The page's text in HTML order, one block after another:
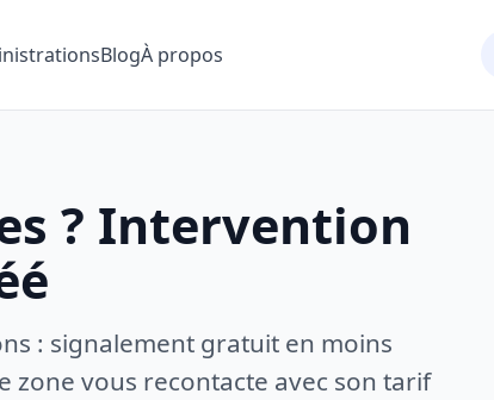
BlogÀ propos
? Intervention
: signalement gratuit en moins
vous recontacte avec son tarif